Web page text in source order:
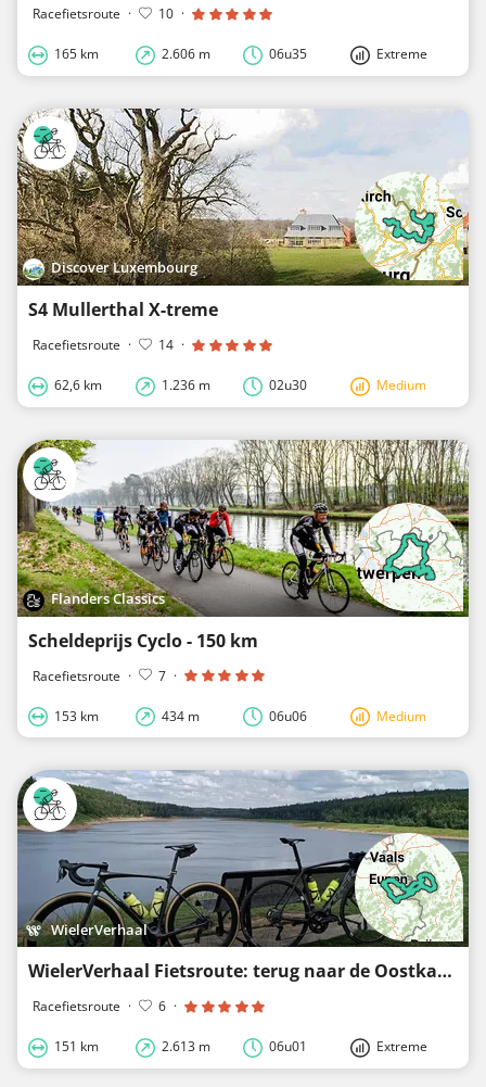
Racefietsroute · 10 ·
165 km 2.606 m 06u35 Extreme
Discover Luxembourg
S4 Mullerthal X-treme
Racefietsroute · 14 ·
62,6 km 1.236 m 02u30 Medium
Flanders Classics
Scheldeprijs Cyclo - 150 km
Racefietsroute · 7 ·
153 km 434 m 06u06 Medium
WielerVerhaal
WielerVerhaal Fietsroute: terug naar de Oostkantons - verlengd wegens succes
Racefietsroute · 6 ·
151 km 2.613 m 06u01 Extreme